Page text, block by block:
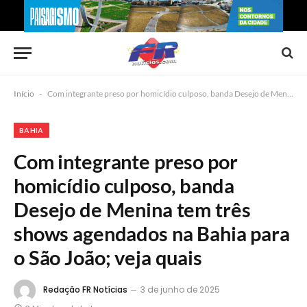
Início - Com integrante preso por homicídio culposo, banda Desejo de Menina tem três shows agendados na Bahia para o São João; veja quais
BAHIA
Com integrante preso por
homicídio culposo, banda
Desejo de Menina tem três
shows agendados na Bahia para
o São João; veja quais
Redação FR Notícias
3 de junho de 2025